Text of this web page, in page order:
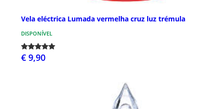
Vela eléctrica Lumada vermelha cruz luz trémula
DISPONÍVEL
€ 9,90